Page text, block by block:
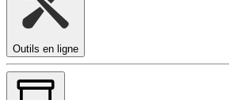
Outils en ligne